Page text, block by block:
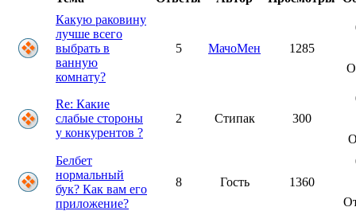
Какую раковину
лучше всего
выбрать в
ванную
комнату?
5 МачоМен 1285
Re: Какие
слабые стороны
у конкурентов ?
2 Стипак 300
Белбет
нормальный
бук? Как вам его
приложение?
8 Гость 1360